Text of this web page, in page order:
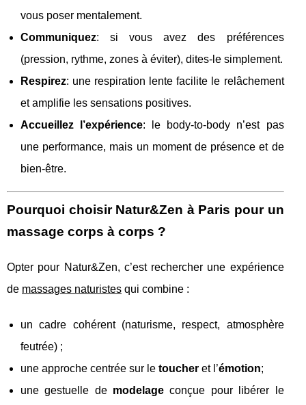
vous poser mentalement.
Communiquez: si vous avez des préférences
(pression, rythme, zones à éviter), dites-le simplement.
Respirez: une respiration lente facilite le relâchement
et amplifie les sensations positives.
Accueillez l’expérience: le body-to-body n’est pas
une performance, mais un moment de présence et de
bien-être.
Pourquoi choisir Natur&Zen à Paris pour un
massage corps à corps ?
Opter pour Natur&Zen, c’est rechercher une expérience
de massages naturistes qui combine :
un cadre cohérent (naturisme, respect, atmosphère
feutrée) ;
une approche centrée sur le toucher et l’émotion;
une gestuelle de modelage conçue pour libérer le